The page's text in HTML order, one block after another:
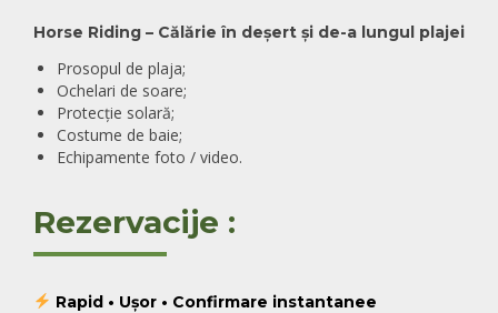
Horse Riding – Călărie în deșert și de-a lungul plajei
Prosopul de plaja;
Ochelari de soare;
Protecție solară;
Costume de baie;
Echipamente foto / video.
Rezervacije :
Rapid • Ușor • Confirmare instantanee